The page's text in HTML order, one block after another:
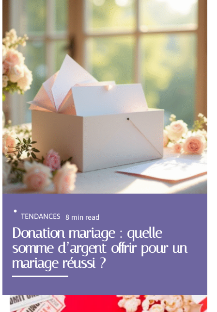
TENDANCES 8 min read
Donation mariage : quelle
somme d’argent offrir pour un
mariage réussi ?